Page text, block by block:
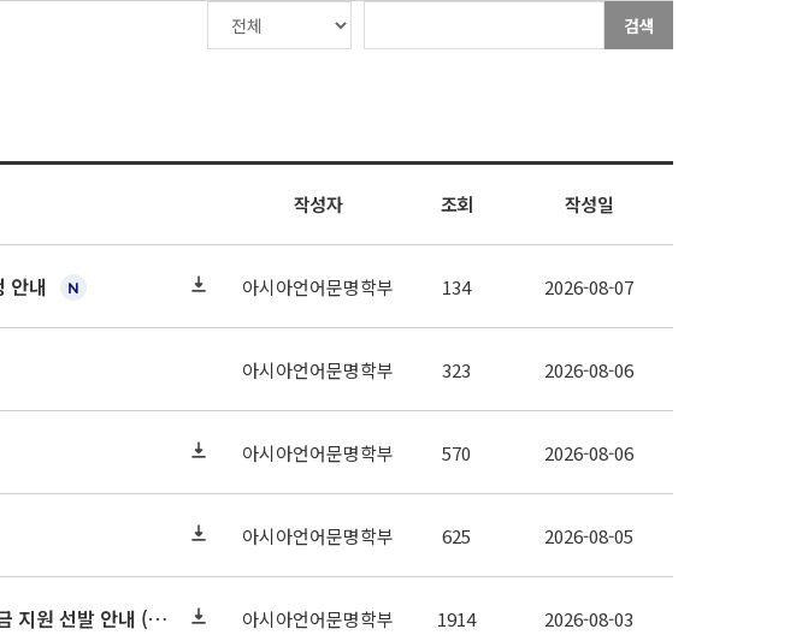
검색
작성자 조회 작성일
안내 아시아언어문명학부 134 2026-08-07
아시아언어문명학부 323 2026-08-06
아시아언어문명학부 570 2026-08-06
아시아언어문명학부 625 2026-08-05
2026-2 대학혁신지원사업 인문학 역량강화 학업지원금 지원 선발 안내 (학/석/박사) 아시아언어문명학부 1914 2026-08-03